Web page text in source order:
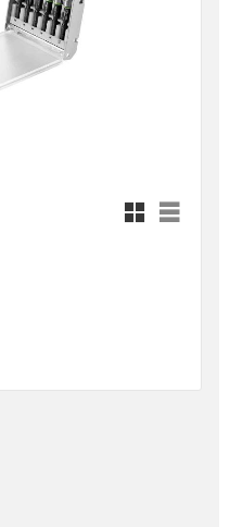
Rutnätsvy
Listvy